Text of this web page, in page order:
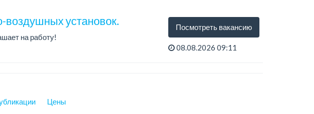
установок.
на работу!
Посмотреть вакансию
08.08.2026 09:11
Цены